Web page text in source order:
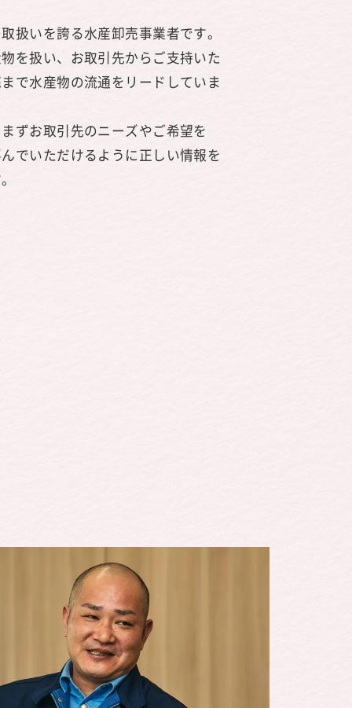
扱いを誇る水産卸売事業者です。
を扱い、お取引先からご支持いた
で水産物の流通をリードしていま
ずお取引先のニーズやご希望を
でいただけるように正しい情報を